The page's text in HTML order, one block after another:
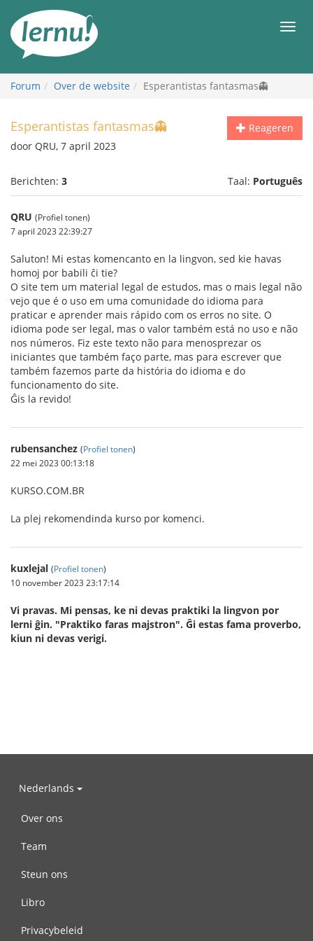
inhoud
Forum Over de website Esperantistas fantasmas👻
Reageren
Esperantistas fantasmas👻
door QRU, 7 april 2023
Berichten: 3 Taal: Português
QRU (Profiel tonen)
7 april 2023 22:39:27
Saluton! Mi estas komencanto en la lingvon, sed kie havas
homoj por babili ĉi tie?
O site tem um material legal de estudos, mas o mais legal não
vejo que é o uso em uma comunidade do idioma para
praticar e aprender mais rápido com os erros no site. O
idioma pode ser legal, mas o valor também está no uso e não
nos números. Fiz este texto não para menosprezar os
iniciantes que também faço parte, mas para escrever que
também fazemos parte da história do idioma e do
funcionamento do site.
Ĝis la revido!
rubensanchez (Profiel tonen)
22 mei 2023 00:13:18
KURSO.COM.BR
La plej rekomendinda kurso por komenci.
kuxlejal (Profiel tonen)
10 november 2023 23:17:14
Vi pravas. Mi pensas, ke ni devas praktiki la lingvon por
lerni ĝin. "Praktiko faras majstron". Ĝi estas fama proverbo,
kiun ni devas verigi.
Nederlands
Over ons
Team
Steun ons
Libro
Privacybeleid